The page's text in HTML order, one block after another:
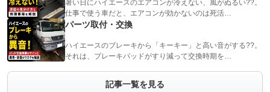
暑い日にハイエースのエアコンが冷えない、風がぬるい??。
仕事で使う車だと、エアコンが効かないのは死活…
パーツ取付・交換
ハイエースのブレーキから「キーキー」と高い音がする??。
それは、ブレーキパッドがすり減って交換時期を…
記事一覧を見る